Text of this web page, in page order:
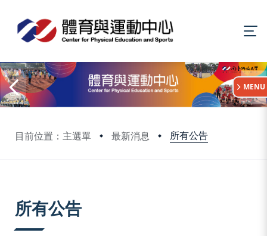
目前位置：主選單 最新消息 所有公告
:::
MENU
所有公告